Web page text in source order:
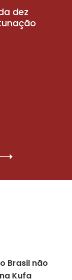
dez
Brasil não
Kufa